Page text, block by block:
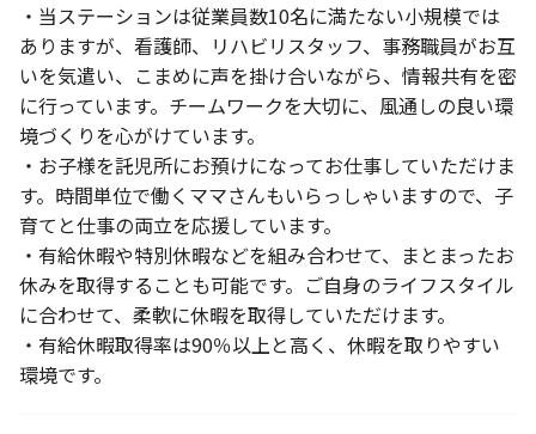
・当ステーションは従業員数10名に満たない小規模では
ありますが、看護師、リハビリスタッフ、事務職員がお互
いを気遣い、こまめに声を掛け合いながら、情報共有を密
に行っています。チームワークを大切に、風通しの良い環
境づくりを心がけています。
・お子様を託児所にお預けになってお仕事していただけま
す。時間単位で働くママさんもいらっしゃいますので、子
育てと仕事の両立を応援しています。
・有給休暇や特別休暇などを組み合わせて、まとまったお
休みを取得することも可能です。ご自身のライフスタイル
に合わせて、柔軟に休暇を取得していただけます。
・有給休暇取得率は90％以上と高く、休暇を取りやすい
環境です。